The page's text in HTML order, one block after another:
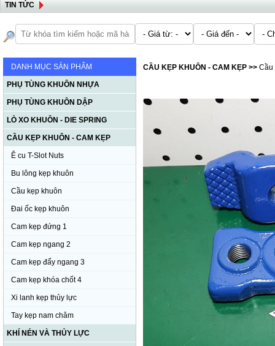
TIN TỨC
DANH MỤC SẢN PHẨM
PHỤ TÙNG KHUÔN NHỰA
PHỤ TÙNG KHUÔN DẬP
LÒ XO KHUÔN - DIE SPRING
CẦU KẸP KHUÔN - CAM KẸP
Ê cu T-Slot Nuts
Bu lông kẹp khuôn
Cầu kẹp khuôn
Đai ốc kẹp khuôn
Cam kẹp đứng 1
Cam kẹp ngang 2
Cam kẹp đẩy ngang 3
Cam kẹp khóa chốt 4
Xi lanh kẹp thủy lực
Tay kẹp nam châm
KHÍ NÉN VÀ THỦY LỰC
CẦU KẸP KHUÔN - CAM KẸP >> Cầu